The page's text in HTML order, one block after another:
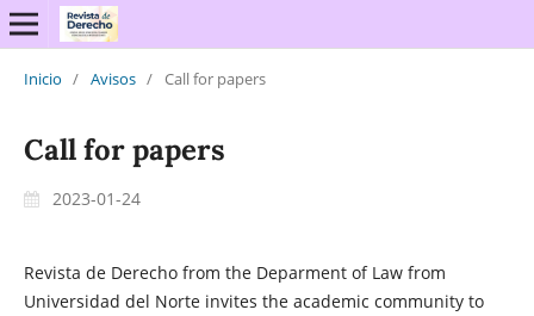
Inicio / Avisos / Call for papers
Call for papers
2023-01-24
Revista de Derecho from the Deparment of Law from
Universidad del Norte invites the academic community to